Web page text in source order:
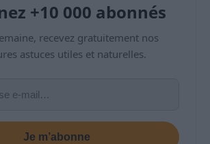
+10 000 abonnés
recevez gratuitement nos
astuces utiles et naturelles.
Je m’abonne